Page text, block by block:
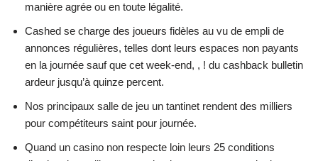
manière agrée ou en toute légalité.
Cashed se charge des joueurs fidèles au vu de empli de
annonces régulières, telles dont leurs espaces non payants
en la journée sauf que cet week-end, , ! du cashback bulletin
ardeur jusqu’à quinze percent.
Nos principaux salle de jeu un tantinet rendent des milliers
pour compétiteurs saint pour journée.
Quand un casino non respecte loin leurs 25 conditions